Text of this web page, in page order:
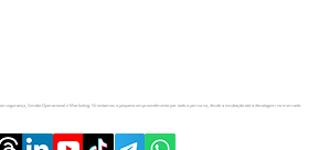
Gestão Operacional e Marketing. Orientamos o pequeno empreendimento por todo o percurso, desde a incubação até a decolagem no mercado